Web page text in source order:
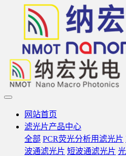
网站首页
滤光片产品中心
全部 PCR荧光分析用滤光片
波通滤光片 短波通滤光片